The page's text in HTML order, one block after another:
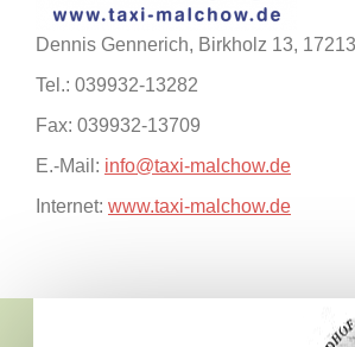
Dennis Gennerich, Birkholz 13,
Tel.: 039932-13282
Fax: 039932-13709
E.-Mail: info@taxi-malchow.de
Internet: www.taxi-malchow.de